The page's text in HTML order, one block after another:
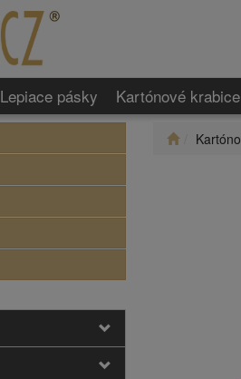
Lepiace pásky Kartónové krabice